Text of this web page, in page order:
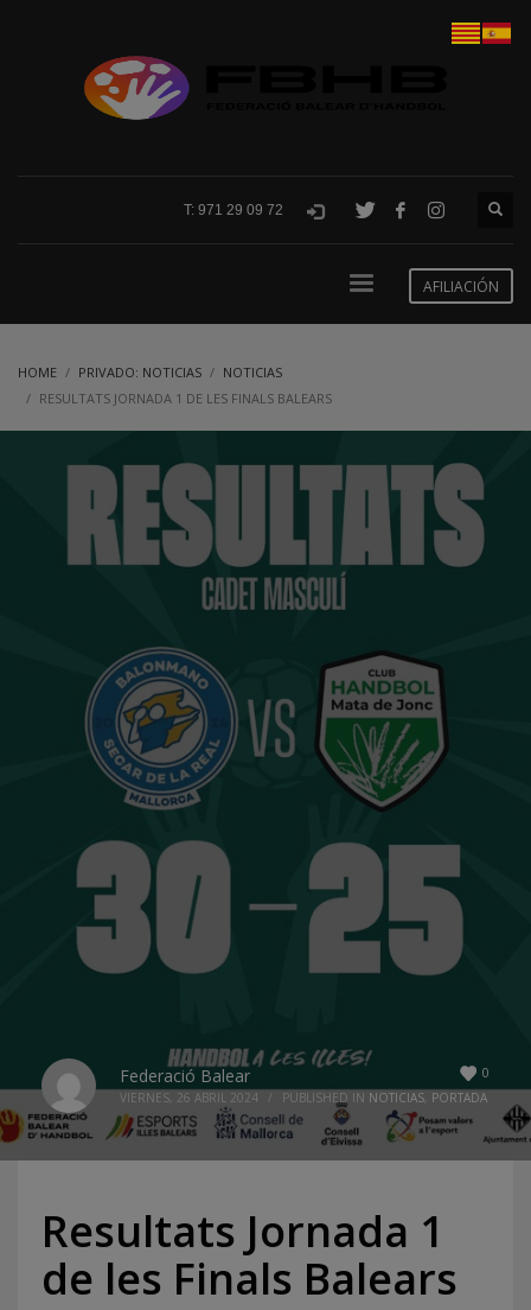
T: 971 29 09 72
AFILIACIÓN
HOME PRIVADO: NOTICIAS
NOTICIAS
RESULTATS JORNADA 1 DE LES FINALS BALEARS
0
Federació Balear
VIERNES, 26 ABRIL 2024 / PUBLISHED IN NOTICIAS, PORTADA
Resultats Jornada 1
de les Finals Balears